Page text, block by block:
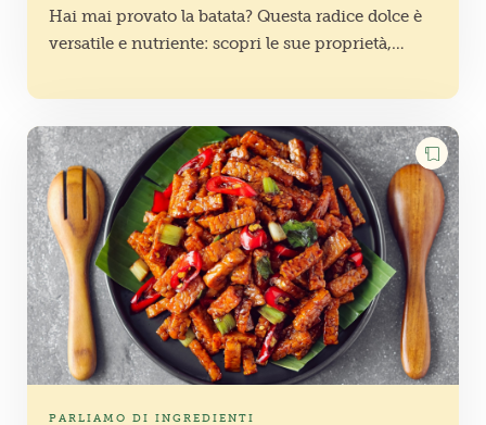
Hai mai provato la batata? Questa radice dolce è
versatile e nutriente: scopri le sue proprietà,
cucina.
PARLIAMO DI INGREDIENTI